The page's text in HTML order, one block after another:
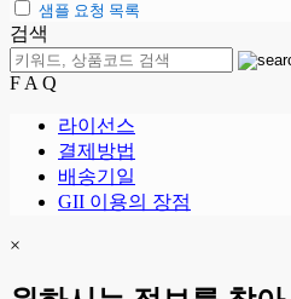
샘플 요청 목록
검색
F A Q
라이선스
결제방법
배송기일
GII 이용의 장점
×